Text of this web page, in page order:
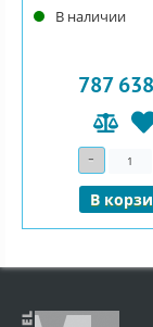
В наличии
787
-
В